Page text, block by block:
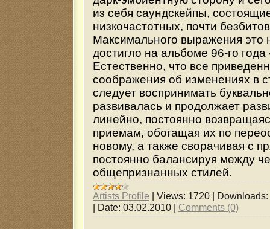
из себя саундскейпы,
низкочастотных, почти
Максимального выражения это
достигло на альбоме 96-го
Естественно, что все
соображения об изменениях в
следует воспринимать
развивалась и продолжает
линейно, постоянно
приемам, обогащая их по
новому, а также сворачивая с
постоянно балансируя между
общепризнанных стилей.
Artists Profile | Views: 1720 | Downloads:
| Date: 03.02.2010 | Comments (0)